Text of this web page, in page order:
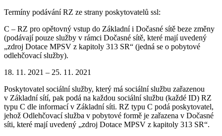
Termíny podávání RZ ze strany poskytovatelů ssl:
C – RZ pro opětovný vstup do Základní i Dočasné sítě beze změny
(podávají pouze služby v rámci Dočasné sítě, které mají uvedený
„zdroj Dotace MPSV z kapitoly 313 SR“ (jedná se o pobytové
odlehčovací služby).
18. 11. 2021 – 25. 11. 2021
Poskytovatel sociální služby, který má sociální službu zařazenou
v Základní sítí, pak podá na každou sociální službu (každé ID) RZ
typu C dle informací v Základní síti. RZ typu C podá poskytovatel,
jehož Odlehčovací služba v pobytové formě je zařazena v Dočasné
síti, které mají uvedený „zdroj Dotace MPSV z kapitoly 313 SR“.